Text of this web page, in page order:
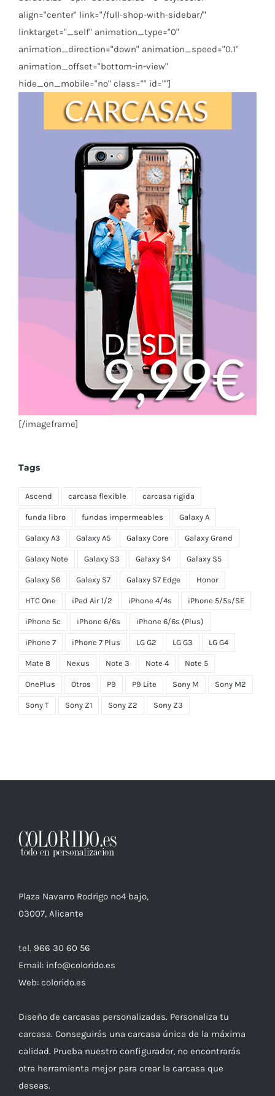
align="center" link="/full-shop-with-sidebar/"
linktarget="_self" animation_type="0"
animation_direction="down" animation_speed="0.1"
animation_offset="bottom-in-view"
hide_on_mobile="no" class="" id=""]
[/imageframe]
Tags
Ascend carcasa flexible carcasa rigida
funda libro fundas impermeables Galaxy A
Galaxy A3 Galaxy A5 Galaxy Core Galaxy Grand
Galaxy Note Galaxy S3 Galaxy S4 Galaxy S5
Galaxy S6 Galaxy S7 Galaxy S7 Edge Honor
HTC One iPad Air 1/2 iPhone 4/4s iPhone 5/5s/SE
iPhone 5c iPhone 6/6s iPhone 6/6s (Plus)
iPhone 7 iPhone 7 Plus LG G2 LG G3 LG G4
Mate 8 Nexus Note 3 Note 4 Note 5
OnePlus Otros P9 P9 Lite Sony M Sony M2
Sony T Sony Z1 Sony Z2 Sony Z3
Plaza Navarro Rodrigo nº4 bajo,
03007, Alicante
tel. 966 30 60 56
Email: info@colorido.es
Web: colorido.es
Diseño de carcasas personalizadas. Personaliza tu
carcasa. Conseguirás una carcasa única de la máxima
calidad. Prueba nuestro configurador, no encontrarás
otra herramienta mejor para crear la carcasa que
deseas.